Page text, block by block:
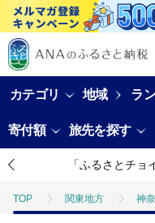
カテゴリ 地域 ラ
寄付額 旅先を探す
「ふるさとチ
TOP 関東地方 神